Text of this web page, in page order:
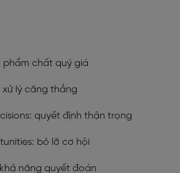
phẩm chất quý giá
xử lý căng thẳng
quyết định thận trọng
bỏ lỡ cơ hội
năng quyết đoán